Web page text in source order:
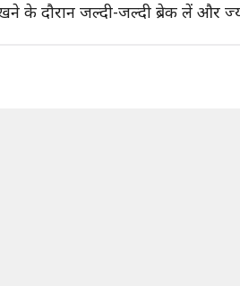
के दौरान जल्दी-जल्दी ब्रेक लें और